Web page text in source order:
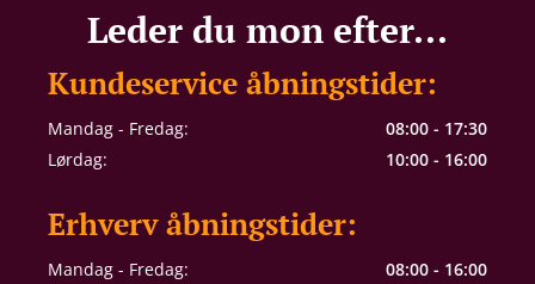
Leder du mon efter...
Kundeservice åbningstider:
Mandag - Fredag:
08:00 - 17:30
Lørdag:
10:00 - 16:00
Erhverv åbningstider:
Mandag - Fredag: 08:00 - 16:00